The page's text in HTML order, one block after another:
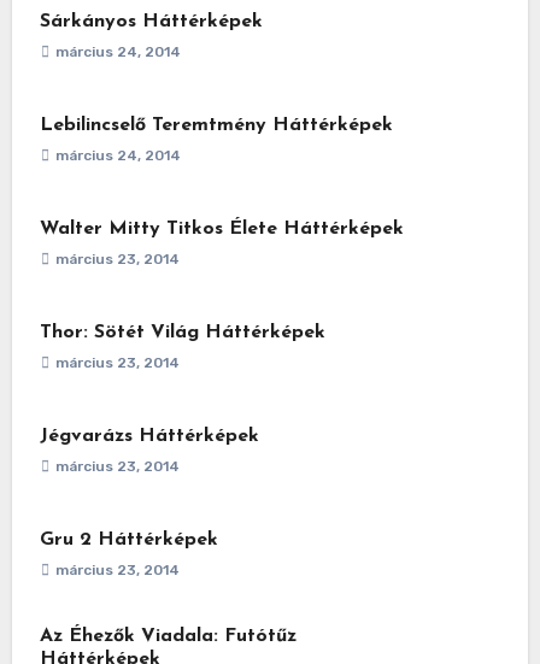
Sárkányos Háttérképek
március 24, 2014
Lebilincselő Teremtmény Háttérképek
március 24, 2014
Walter Mitty Titkos Élete Háttérképek
március 23, 2014
Thor: Sötét Világ Háttérképek
március 23, 2014
Jégvarázs Háttérképek
március 23, 2014
Gru 2 Háttérképek
március 23, 2014
Az Éhezők Viadala: Futótűz
Háttérképek